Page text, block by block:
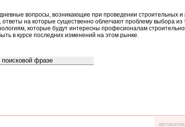
вопросы, возникающие при проведении строительных
на которые существенно облегчают проблему выбора из
которые будут интересны професионалам
в курсе последних изменений на этом рынке.